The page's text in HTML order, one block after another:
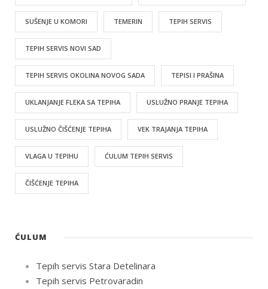
SUŠENJE U KOMORI TEMERIN TEPIH SERVIS
TEPIH SERVIS NOVI SAD
TEPIH SERVIS OKOLINA NOVOG SADA TEPISI I PRAŠINA
UKLANJANJE FLEKA SA TEPIHA USLUŽNO PRANJE TEPIHA
USLUŽNO ČIŠĆENJE TEPIHA VEK TRAJANJA TEPIHA
VLAGA U TEPIHU ĆULUM TEPIH SERVIS
ČIŠĆENJE TEPIHA
ĆULUM
Tepih servis Stara Detelinara
Tepih servis Petrovaradin